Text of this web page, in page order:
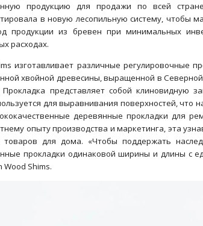
продукцию для продажи по всей
в новую лесопильную систему, чтобы
продукции из бревен при минимальных
расходах.
изготавливает различные регулировочные
хвойной древесины, выращенной в
представляет собой клиновидную
для выравнивания поверхностей, что
деревянные прокладки для
опыту производства и маркетинга, эта
товаров для дома. «Чтобы поддержать
прокладки одинаковой ширины и длины с
Shims.